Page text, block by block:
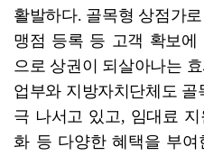
활발하다. 골목형 상점가
맹점 등록 등 고객 확보에
으로 상권이 되살아나는
업부와 지방자치단체도
극 나서고 있고, 임대료
화 등 다양한 혜택을 부여